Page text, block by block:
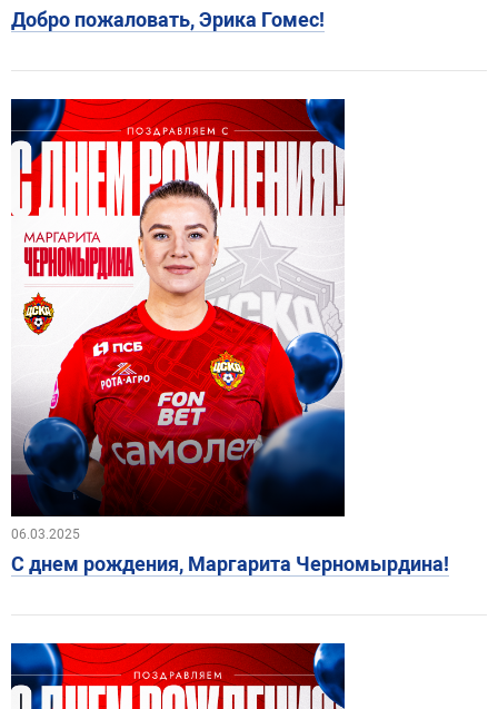
Добро пожаловать, Эрика Гомес!
06.03.2025
С днем рождения, Маргарита Черномырдина!